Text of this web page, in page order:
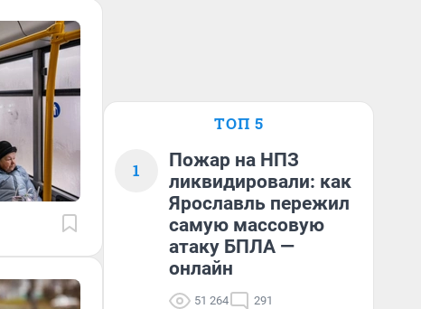
ТОП 5
1
Пожар на НПЗ
ликвидировали: как
Ярославль пережил
самую массовую
атаку БПЛА —
онлайн
51 264 291